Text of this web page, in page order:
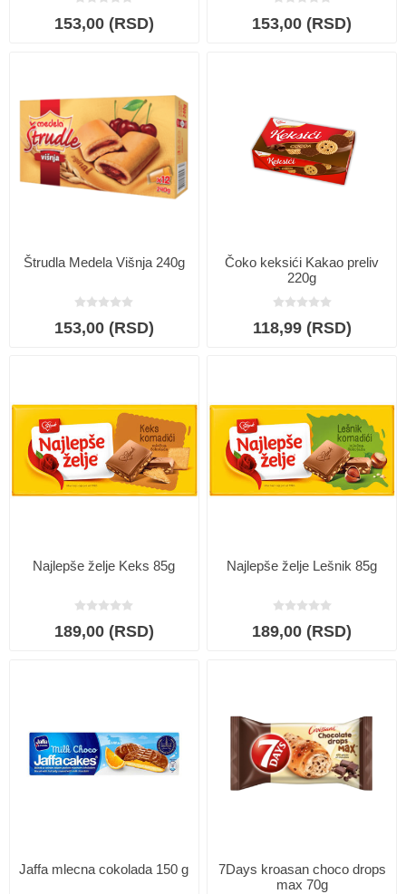
153,00 (RSD) 153,00 (RSD)
Štrudla Medela Višnja 240g
153,00 (RSD)
Čoko keksići Kakao preliv
220g
118,99 (RSD)
Najlepše želje Keks 85g
189,00 (RSD)
Najlepše želje Lešnik 85g
189,00 (RSD)
Jaffa mlecna cokolada 150 g
7Days kroasan choco drops
max 70g